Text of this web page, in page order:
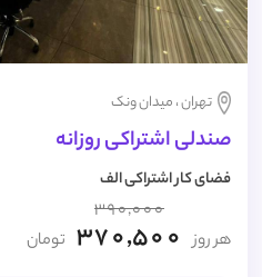
تهران ، میدان ونک
صندلی اشتراکی روزانه
فضای کار اشتراکی الف
هر روز
390,000
370,500 تومان